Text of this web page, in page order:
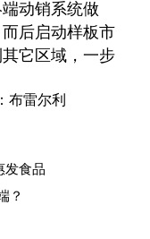
动销系统做
后启动样板市
它区域，一步
布雷尔利
发食品
？